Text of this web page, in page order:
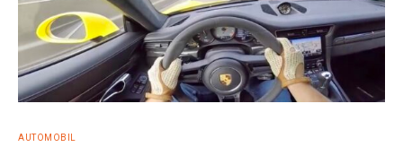
AUTOMOBIL